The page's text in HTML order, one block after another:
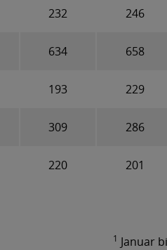
232 246
634 658
193 229
309 286
220 201
1 Januar